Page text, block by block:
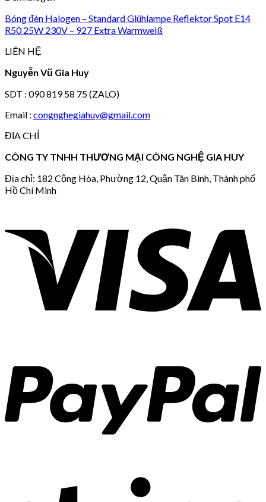
Bóng đèn Halogen – Standard Glühlampe Reflektor Spot E14
R50 25W 230V – 927 Extra Warmweiß
LIÊN HỆ
Nguyễn Vũ Gia Huy
SDT : 090 819 58 75 (ZALO)
Email : congnghegiahuy@gmail.com
ĐỊA CHỈ
CÔNG TY TNHH THƯƠNG MẠI CÔNG NGHỆ GIA HUY
Địa chỉ: 182 Cộng Hòa, Phường 12, Quận Tân Bình, Thành phố
Hồ Chí Minh